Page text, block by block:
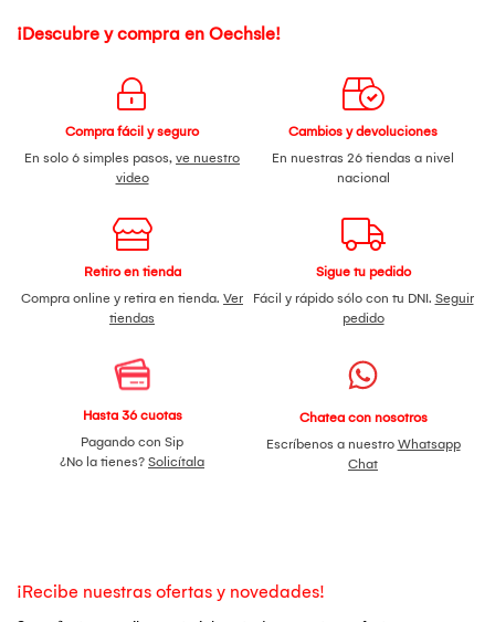
¡Descubre y compra en Oechsle!
Compra fácil y seguro
En solo 6 simples pasos, ve nuestro
video
Cambios y devoluciones
En nuestras 26 tiendas a nivel
nacional
Retiro en tienda
Compra online y retira en tienda. Ver
tiendas
Sigue tu pedido
Fácil y rápido sólo con tu DNI. Seguir
pedido
Hasta 36 cuotas
Pagando con Sip
¿No la tienes? Solicítala
Chatea con nosotros
Escríbenos a nuestro Whatsapp
Chat
¡Recibe nuestras ofertas y novedades!